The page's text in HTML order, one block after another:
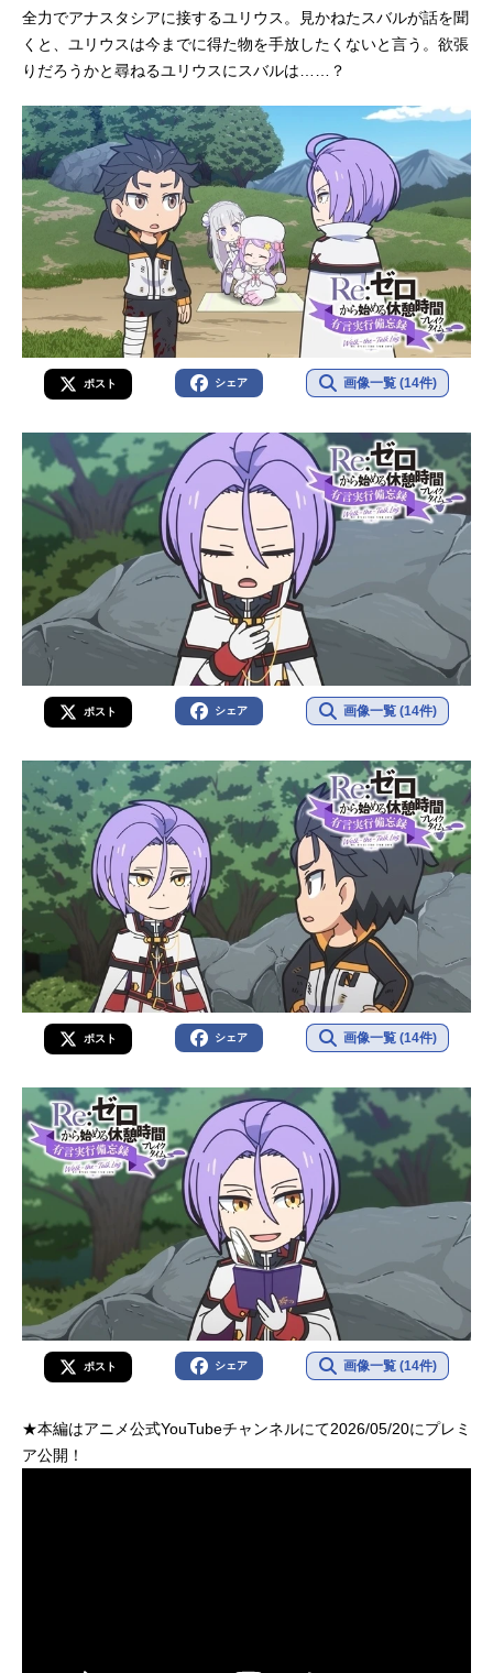
全力でアナスタシアに接するユリウス。見かねたスバルが話を聞
くと、ユリウスは今までに得た物を手放したくないと言う。欲張
りだろうかと尋ねるユリウスにスバルは……？
ポスト シェア 画像一覧 (14件)
ポスト シェア 画像一覧 (14件)
ポスト シェア 画像一覧 (14件)
ポスト シェア 画像一覧 (14件)
★本編はアニメ公式YouTubeチャンネルにて2026/05/20にプレミ
ア公開！